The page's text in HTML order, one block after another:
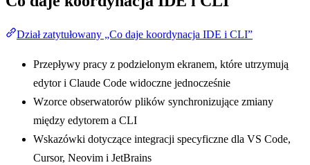
Dział zatytułowany „Co daje koordynacja IDE i CLI”
Przepływy pracy z podzielonym ekranem, które utrzymują
edytor i Claude Code widoczne jednocześnie
Wzorce obserwatorów plików synchronizujące zmiany
między edytorem a CLI
Wskazówki dotyczące integracji specyficzne dla VS Code,
Cursor, Neovim i JetBrains